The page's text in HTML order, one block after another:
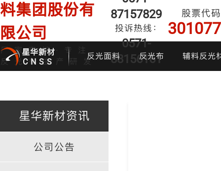
料集团股份有
限公司
厂家直销·专注
反光布生产研发
87157829
投诉热线：
0571-
88156161
股票代码
301077
星华新材
CNSS
反光面料 反光布 辅料反光
星华新材资讯
公司公告